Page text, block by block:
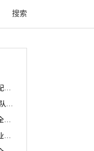
搜索
礼物代发超简单，选品包装配送一键完成，如玩拼图般轻松
代发礼品心意不缺失 专业团队确保礼物完整
礼物代发超轻松，选品下单全搞定，惊喜时刻降临！
代发礼品简化送礼流程！专业团队助力，让复杂变轻松